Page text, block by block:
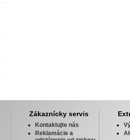
Zákaznícky servis
Kontaktujte nás
Reklamácie a